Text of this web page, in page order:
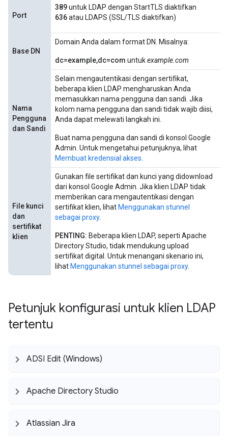
Port
389untuk LDAP dengan StartTLS diaktifkan
636atau LDAPS (SSL/TLS diaktifkan)
Base DN
Domain Anda dalam format DN. Misalnya:
dc=example,dc=com untukexample.com
Nama
Pengguna
dan Sandi
Selain mengautentikasi dengan sertifikat,
beberapa klien LDAP mengharuskan Anda
memasukkan nama pengguna dan sandi. Jika
kolom nama pengguna dan sandi tidak wajib diisi,
Anda dapat melewati langkah ini.
Buat nama pengguna dan sandi di konsol Google
Admin. Untuk mengetahui petunjuknya, lihat
Membuat kredensial akses
File kunci
dan
sertifikat
klien
Gunakan file sertifikat dan kunci yang didownload
dari konsol Google Admin. Jika klien LDAP tidak
memberikan cara mengautentikasi dengan
sertifikat klien, lihat Menggunakan stunnel
sebagai proxy.
PENTING: Beberapa klien LDAP, seperti Apache
Directory Studio, tidak mendukung upload
sertifikat digital. Untuk menangani skenario ini,
lihat Menggunakan stunnel sebagai proxy.
Petunjuk konfigurasi untuk klien LDAP
tertentu
ADSI Edit (Windows)
Apache Directory Studio
Atlassian Jira